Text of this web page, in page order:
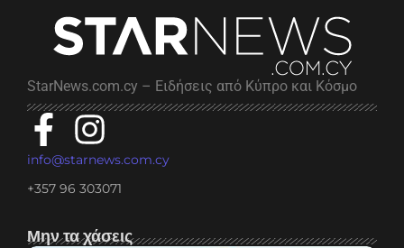
StarNews.com.cy – Ειδήσεις από Κύπρο και Κόσμο
info@starnews.com.cy
+357 96 303071
Μην τα χάσεις